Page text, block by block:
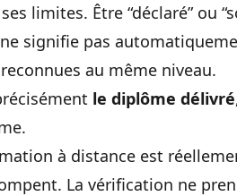
limites. Être “déclaré” ou
signifie pas
au même niveau.
le diplôme délivré
à distance est
La vérification ne